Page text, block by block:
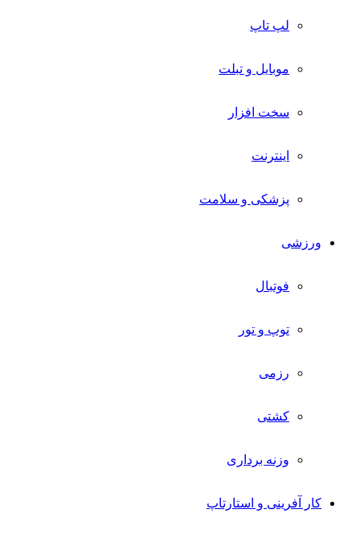
لپ تاپ
موبایل و تبلت
سخت افزار
اینترنت
پزشکی و سلامت
ورزشی
فوتبال
توپ و تور
رزمی
کشتی
وزنه برداری
کار آفرینی و استارتاپ